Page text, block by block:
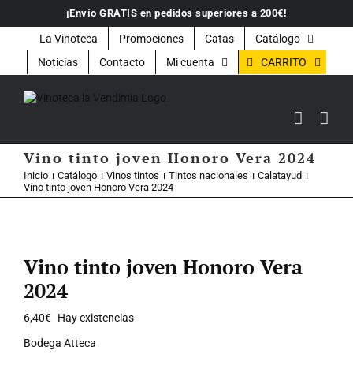
contenido
¡Envío GRATIS en pedidos superiores a 200€!
La Vinoteca Promociones Catas
Catálogo
Noticias
Contacto Mi cuenta CARRITO
Vino tinto joven Honoro Vera 2024
Inicio Catálogo Vinos tintos Tintos nacionales
Calatayud
Vino tinto joven Honoro Vera 2024
Vino tinto joven Honoro Vera
2024
6,40€ Hay existencias
Bodega Atteca